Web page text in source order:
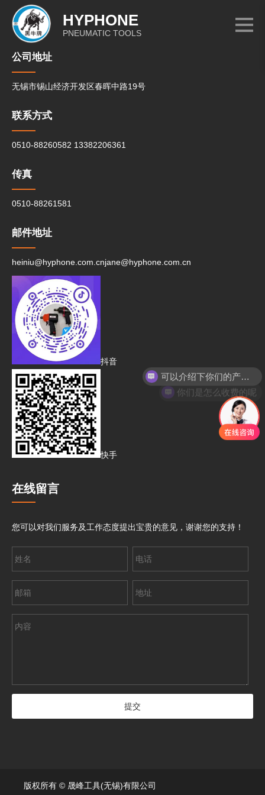
HYPHONE
PNEUMATIC TOOLS
公司地址
无锡市锡山经济开发区春晖中路19号
联系方式
0510-88260582 13382206361
传真
0510-88261581
邮件地址
heiniu@hyphone.com.cnjane@hyphone.com.cn
抖音
快手
在线留言
您可以对我们服务及工作态度提出宝贵的意见，谢谢您的支持！
版权所有 © 晟峰工具(无锡)有限公司
可以介绍下你们的产品么
你们是怎么收费的呢